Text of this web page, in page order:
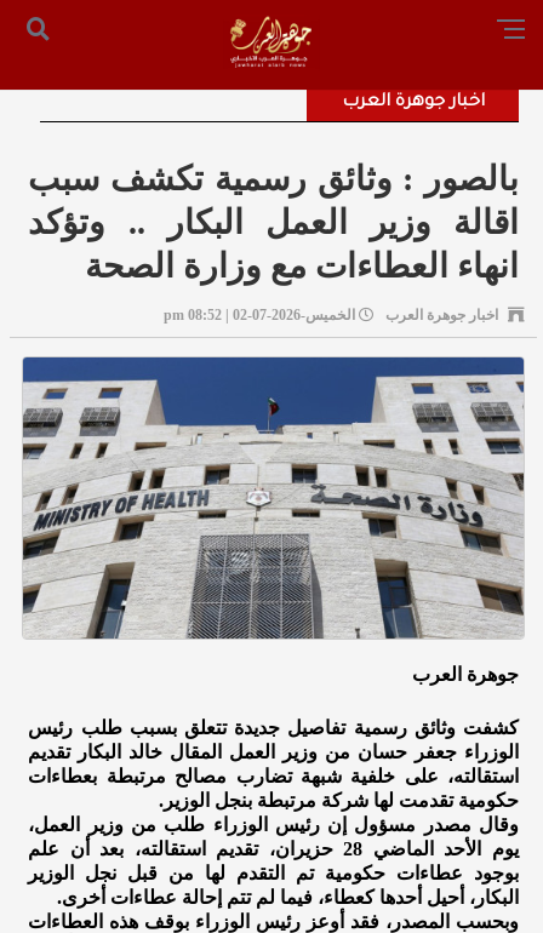
الرئيسية
التحرير: المستشار محمد صالح الملكاوي [ 00962795755033 ]
اخبار جوهرة العرب
بالصور : وثائق رسمية تكشف سبب
اقالة وزير العمل البكار .. وتؤكد
انهاء العطاءات مع وزارة الصحة
اخبار جوهرة العرب الخميس-2026-07-02 | 08:52 pm
جوهرة العرب
كشفت وثائق رسمية تفاصيل جديدة تتعلق بسبب طلب رئيس
الوزراء جعفر حسان من وزير العمل المقال خالد البكار تقديم
استقالته، على خلفية شبهة تضارب مصالح مرتبطة بعطاءات
حكومية تقدمت لها شركة مرتبطة بنجل الوزير.
وقال مصدر مسؤول إن رئيس الوزراء طلب من وزير العمل،
يوم الأحد الماضي 28 حزيران، تقديم استقالته، بعد أن علم
بوجود عطاءات حكومية تم التقدم لها من قبل نجل الوزير
البكار، أحيل أحدها كعطاء، فيما لم تتم إحالة عطاءات أخرى.
وبحسب المصدر، فقد أوعز رئيس الوزراء بوقف هذه العطاءات